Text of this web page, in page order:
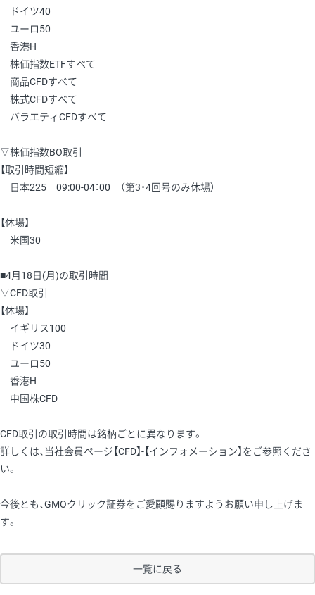
ドイツ40
ユーロ50
香港H
株価指数ETFすべて
商品CFDすべて
株式CFDすべて
バラエティCFDすべて
▽株価指数BO取引
【取引時間短縮】
日本225 09:00-04：00 （第3・4回号のみ休場）
【休場】
米国30
■4月18日(月)の取引時間
▽CFD取引
【休場】
イギリス100
ドイツ30
ユーロ50
香港H
中国株CFD
CFD取引の取引時間は銘柄ごとに異なります。
詳しくは、当社会員ページ【CFD】-【インフォメーション】をご参照くださ
い。
今後とも、GMOクリック証券をご愛顧賜りますようお願い申し上げま
す。
一覧に戻る